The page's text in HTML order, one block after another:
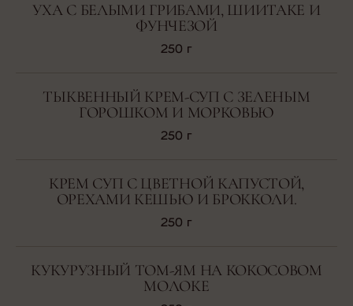
УХА С БЕЛЫМИ ГРИБАМИ, ШИИТАКЕ И
ФУНЧЕЗОЙ
250 г
ТЫКВЕННЫЙ КРЕМ-СУП С ЗЕЛЕНЫМ
ГОРОШКОМ И МОРКОВЬЮ
250 г
КРЕМ СУП С ЦВЕТНОЙ КАПУСТОЙ,
ОРЕХАМИ КЕШЬЮ И БРОККОЛИ.
250 г
КУКУРУЗНЫЙ ТОМ-ЯМ НА КОКОСОВОМ
МОЛОКЕ